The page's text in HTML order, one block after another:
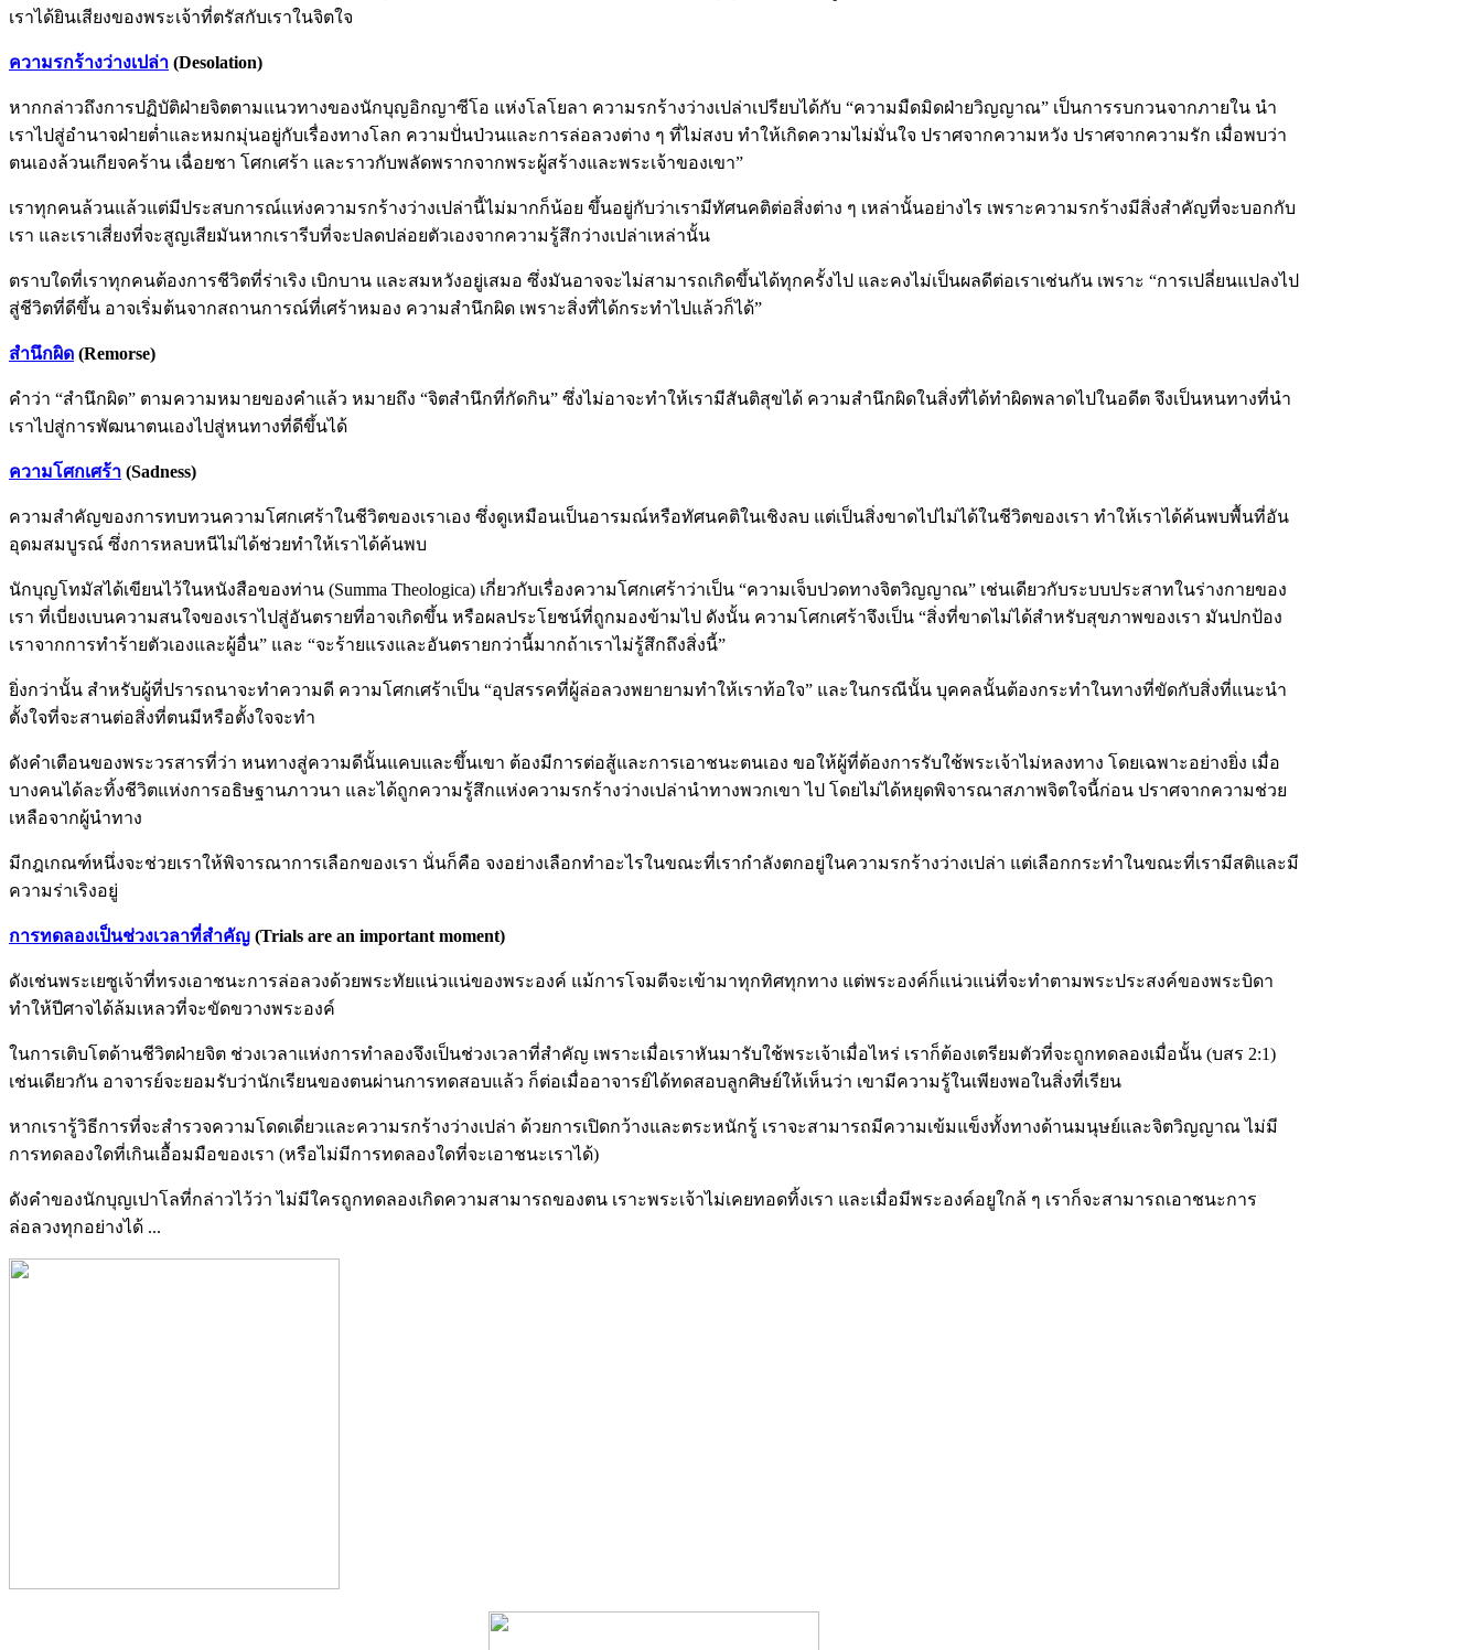
เราได้ยินเสียงของพระเจ้าที่ตรัสกับเราในจิตใจ
ความรกร้างว่างเปล่า (Desolation)
หากกล่าวถึงการปฏิบัติฝ่ายจิตตามแนวทางของนักบุญอิกญาซีโอ แห่งโลโยลา ความรกร้างว่างเปล่าเปรียบได้กับ “ความมืดมิดฝ่ายวิญญาณ” เป็นการรบกวนจากภายใน นำ
เราไปสู่อำนาจฝ่ายต่ำและหมกมุ่นอยู่กับเรื่องทางโลก ความปั่นป่วนและการล่อลวงต่าง ๆ ที่ไม่สงบ ทำให้เกิดความไม่มั่นใจ ปราศจากความหวัง ปราศจากความรัก เมื่อพบว่า
ตนเองล้วนเกียจคร้าน เฉื่อยชา โศกเศร้า และราวกับพลัดพรากจากพระผู้สร้างและพระเจ้าของเขา”
เราทุกคนล้วนแล้วแต่มีประสบการณ์แห่งความรกร้างว่างเปล่านี้ไม่มากก็น้อย ขึ้นอยู่กับว่าเรามีทัศนคติต่อสิ่งต่าง ๆ เหล่านั้นอย่างไร เพราะความรกร้างมีสิ่งสำคัญที่จะบอกกับ
เรา และเราเสี่ยงที่จะสูญเสียมันหากเรารีบที่จะปลดปล่อยตัวเองจากความรู้สึกว่างเปล่าเหล่านั้น
ตราบใดที่เราทุกคนต้องการชีวิตที่ร่าเริง เบิกบาน และสมหวังอยู่เสมอ ซึ่งมันอาจจะไม่สามารถเกิดขึ้นได้ทุกครั้งไป และคงไม่เป็นผลดีต่อเราเช่นกัน เพราะ “การเปลี่ยนแปลงไป
สู่ชีวิตที่ดีขึ้น อาจเริ่มต้นจากสถานการณ์ที่เศร้าหมอง ความสำนึกผิด เพราะสิ่งที่ได้กระทำไปแล้วก็ได้”
สำนึกผิด (Remorse)
คำว่า “สำนึกผิด” ตามความหมายของคำแล้ว หมายถึง “จิตสำนึกที่กัดกิน” ซึ่งไม่อาจะทำให้เรามีสันติสุขได้ ความสำนึกผิดในสิ่งที่ได้ทำผิดพลาดไปในอดีต จึงเป็นหนทางที่นำ
เราไปสู่การพัฒนาตนเองไปสู่หนทางที่ดีขึ้นได้
ความโศกเศร้า (Sadness)
ความสำคัญของการทบทวนความโศกเศร้าในชีวิตของเราเอง ซึ่งดูเหมือนเป็นอารมณ์หรือทัศนคติในเชิงลบ แต่เป็นสิ่งขาดไปไม่ได้ในชีวิตของเรา ทำให้เราได้ค้นพบพื้นที่อัน
อุดมสมบูรณ์ ซึ่งการหลบหนีไม่ได้ช่วยทำให้เราได้ค้นพบ
นักบุญโทมัสได้เขียนไว้ในหนังสือของท่าน (Summa Theologica) เกี่ยวกับเรื่องความโศกเศร้าว่าเป็น “ความเจ็บปวดทางจิตวิญญาณ” เช่นเดียวกับระบบประสาทในร่างกายของ
เรา ที่เบี่ยงเบนความสนใจของเราไปสู่อันตรายที่อาจเกิดขึ้น หรือผลประโยชน์ที่ถูกมองข้ามไป ดังนั้น ความโศกเศร้าจึงเป็น “สิ่งที่ขาดไม่ได้สำหรับสุขภาพของเรา มันปกป้อง
เราจากการทำร้ายตัวเองและผู้อื่น” และ “จะร้ายแรงและอันตรายกว่านี้มากถ้าเราไม่รู้สึกถึงสิ่งนี้”
ยิ่งกว่านั้น สำหรับผู้ที่ปรารถนาจะทำความดี ความโศกเศร้าเป็น “อุปสรรคที่ผู้ล่อลวงพยายามทำให้เราท้อใจ” และในกรณีนั้น บุคคลนั้นต้องกระทำในทางที่ขัดกับสิ่งที่แนะนำ
ตั้งใจที่จะสานต่อสิ่งที่ตนมีหรือตั้งใจจะทำ
ดังคำเตือนของพระวรสารที่ว่า หนทางสู่ความดีนั้นแคบและขึ้นเขา ต้องมีการต่อสู้และการเอาชนะตนเอง ขอให้ผู้ที่ต้องการรับใช้พระเจ้าไม่หลงทาง โดยเฉพาะอย่างยิ่ง เมื่อ
บางคนได้ละทิ้งชีวิตแห่งการอธิษฐานภาวนา และได้ถูกความรู้สึกแห่งความรกร้างว่างเปล่านำทางพวกเขา ไป โดยไม่ได้หยุดพิจารณาสภาพจิตใจนี้ก่อน ปราศจากความช่วย
เหลือจากผู้นำทาง
มีกฎเกณฑ์หนึ่งจะช่วยเราให้พิจารณาการเลือกของเรา นั่นก็คือ จงอย่างเลือกทำอะไรในขณะที่เรากำลังตกอยู่ในความรกร้างว่างเปล่า แต่เลือกกระทำในขณะที่เรามีสติและมี
ความร่าเริงอยู่
การทดลองเป็นช่วงเวลาที่สำคัญ (Trials are an important moment)
ดังเช่นพระเยซูเจ้าที่ทรงเอาชนะการล่อลวงด้วยพระทัยแน่วแน่ของพระองค์ แม้การโจมตีจะเข้ามาทุกทิศทุกทาง แต่พระองค์ก็แน่วแน่ที่จะทำตามพระประสงค์ของพระบิดา
ทำให้ปีศาจได้ล้มเหลวที่จะขัดขวางพระองค์
ในการเติบโตด้านชีวิตฝ่ายจิต ช่วงเวลาแห่งการทำลองจึงเป็นช่วงเวลาที่สำคัญ เพราะเมื่อเราหันมารับใช้พระเจ้าเมื่อไหร่ เราก็ต้องเตรียมตัวที่จะถูกทดลองเมื่อนั้น (บสร 2:1)
เช่นเดียวกัน อาจารย์จะยอมรับว่านักเรียนของตนผ่านการทดสอบแล้ว ก็ต่อเมื่ออาจารย์ได้ทดสอบลูกศิษย์ให้เห็นว่า เขามีความรู้ในเพียงพอในสิ่งที่เรียน
หากเรารู้วิธีการที่จะสำรวจความโดดเดี่ยวและความรกร้างว่างเปล่า ด้วยการเปิดกว้างและตระหนักรู้ เราจะสามารถมีความเข้มแข็งทั้งทางด้านมนุษย์และจิตวิญญาณ ไม่มี
การทดลองใดที่เกินเอื้อมมือของเรา (หรือไม่มีการทดลองใดที่จะเอาชนะเราได้)
ดังคำของนักบุญเปาโลที่กล่าวไว้ว่า ไม่มีใครถูกทดลองเกิดความสามารถของตน เราะพระเจ้าไม่เคยทอดทิ้งเรา และเมื่อมีพระองค์อยูใกล้ ๆ เราก็จะสามารถเอาชนะการ
ล่อลวงทุกอย่างได้ ...